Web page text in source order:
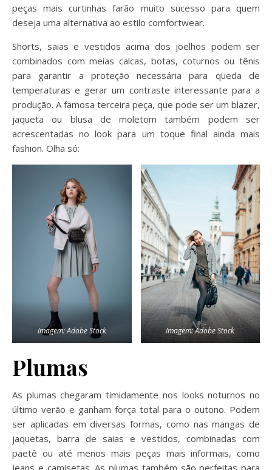
peças mais curtinhas farão muito sucesso para quem
deseja uma alternativa ao estilo comfortwear.
Shorts, saias e vestidos acima dos joelhos podem ser
combinados com meias calcas, botas, coturnos ou tênis
para garantir a proteção necessária para queda de
temperaturas e gerar um contraste interessante para a
produção. A famosa terceira peça, que pode ser um blazer,
jaqueta ou blusa de moletom também podem ser
acrescentadas no look para um toque final ainda mais
fashion. Olha só:
Imagem: Adobe Stock Imagem: Adobe Stock
Plumas
As plumas chegaram timidamente nos looks noturnos no
último verão e ganham força total para o outono. Podem
ser aplicadas em diversas formas, como nas mangas de
jaquetas, barra de saias e vestidos, combinadas com
paetê ou até menos mais peças mais informais, como